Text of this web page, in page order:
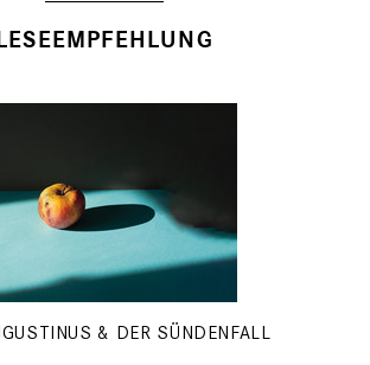
& DER SÜNDENFALL